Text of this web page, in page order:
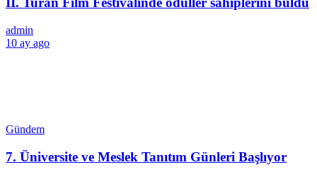
admin
10 ay ago
Gündem
7. Üniversite ve Meslek Tanıtım Günleri Başlıyor